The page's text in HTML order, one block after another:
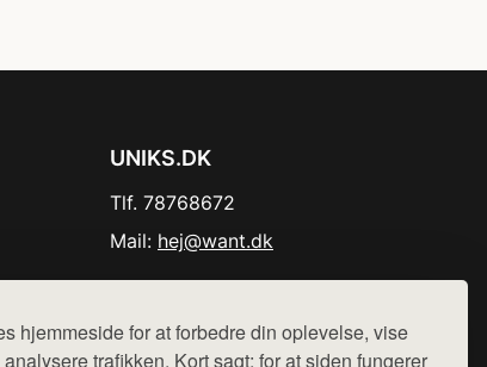
hjemmeside for at forbedre din oplevelse, vise
trafikken. Kort sagt: for at siden fungerer
UNIKS.DK
Tlf. 78768672
Mail: hej@want.dk